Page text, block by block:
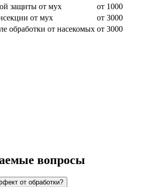
защиты от мух
от 1000
от мух
от 3000
обработки от насекомых от 3000
вопросы
от обработки?